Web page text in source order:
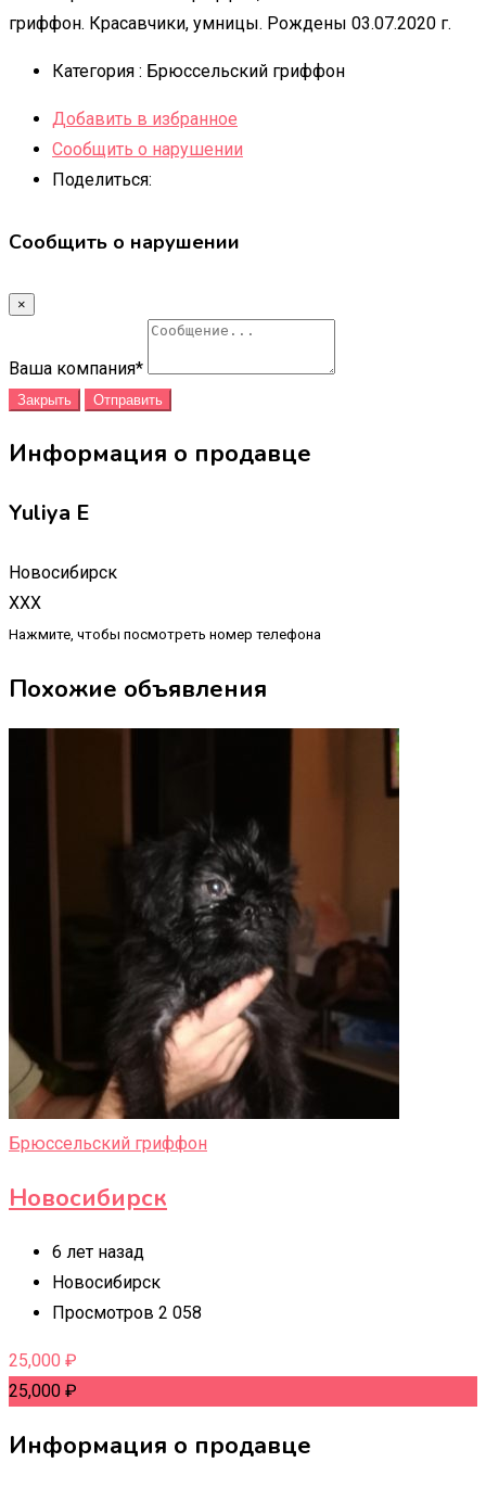
гриффон. Красавчики, умницы. Рождены 03.07.2020 г.
Категория : Брюссельский гриффон
Добавить в избранное
Сообщить о нарушении
Поделиться:
Сообщить о нарушении
×
Ваша компания*
Закрыть Отправить
Информация о продавце
Yuliya E
Новосибирск
XXX
Нажмите, чтобы посмотреть номер телефона
Похожие объявления
Брюссельский гриффон
Новосибирск
6 лет назад
Новосибирск
Просмотров 2 058
25,000 ₽
25,000 ₽
Информация о продавце